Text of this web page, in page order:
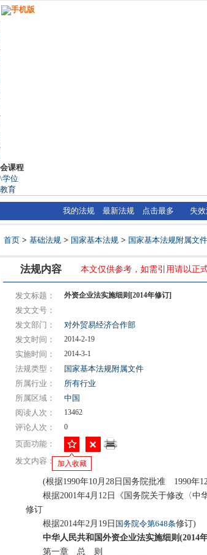
手机版
课程
学位
育
我的法规 最新法规 点击最多 失
首页 > 基础法规 > 国家基本法规 > 国家基本法规附属文件
法规内容 本文仅供参考，如需引用请以正
发文标题： 外资企业法实施细则[2014年修订]
发文文号：
发文部门：
对外贸易经济合作部
发文时间：
2014-2-19
实施时间： 2014-3-1
法规类型：
国家基本法规附属文件
所属行业：
所有行业
所属区域：
中国
阅读人次：
13462
评论人次： 0
页面功能：
加入收藏
发文内容：
(根据1990年10月28日国务院批准 1990年12
根据2001年4月12日《国务院关于修改〈中
修订
根据2014年2月19日 国务院令第648条修订)
中华人民共和国外资企业法实施细则(2014
第一章 总 则